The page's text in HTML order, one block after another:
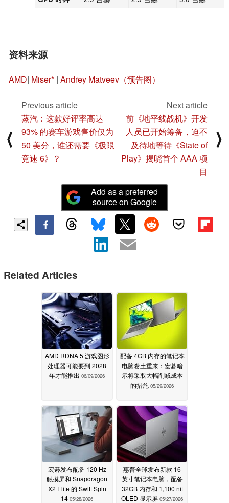
资料来源
AMD| Miser | Andrey Matveev（预告图）
⟨
Previous article
蒸汽：这款好评率高达
93% 的赛车游戏售价仅为
50 美分，谁还需要《极限
竞速 6》？
Next article
前《地平线战机》开发
人员已开始筹备，迫不
及待地等待《State of
Play》揭晓首个 AAA 项
目
⟩
Add as a preferred
source on Google
Related Articles
AMD RDNA 5 游戏图形
处理器可能要到 2028
年才能推出 06/09/2026
配备 4GB 内存的笔记本
电脑卷土重来：宏碁暗
示将采取大幅削减成本
的措施 05/29/2026
宏碁发布配备 120 Hz
触摸屏和 Snapdragon
X2 Elite 的 Swift Spin
14 05/28/2026
惠普全球发布新款 16
英寸笔记本电脑，配备
32GB 内存和 1,100 nit
OLED 显示屏 05/27/2026